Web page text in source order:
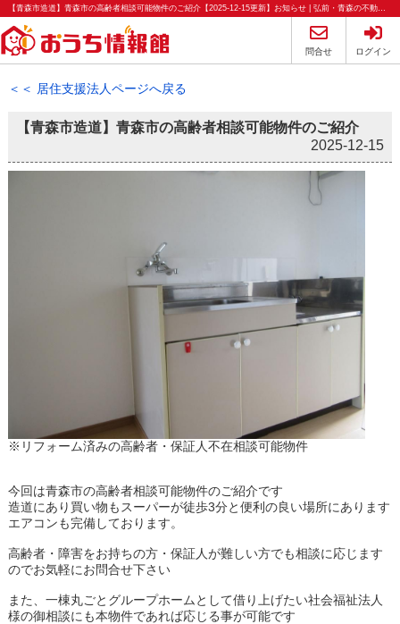
【青森市造道】青森市の高齢者相談可能物件のご紹介【2025-12-15更新】お知らせ | 弘前・青森の不動産のことならおうち情報館
問合せ ログイン
＜＜ 居住支援法人ページへ戻る
【青森市造道】青森市の高齢者相談可能物件のご紹介
2025-12-15
※リフォーム済みの高齢者・保証人不在相談可能物件
今回は青森市の高齢者相談可能物件のご紹介です
造道にあり買い物もスーパーが徒歩3分と便利の良い場所にあります
エアコンも完備しております。
高齢者・障害をお持ちの方・保証人が難しい方でも相談に応じます
のでお気軽にお問合せ下さい
また、一棟丸ごとグループホームとして借り上げたい社会福祉法人
様の御相談にも本物件であれば応じる事が可能です